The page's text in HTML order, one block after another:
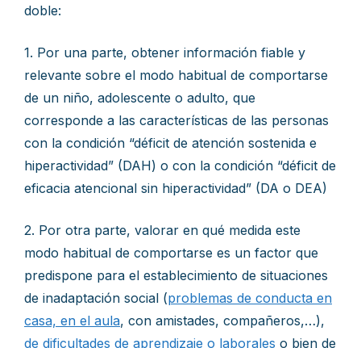
doble:
1. Por una parte, obtener información fiable y
relevante sobre el modo habitual de comportarse
de un niño, adolescente o adulto, que
corresponde a las características de las personas
con la condición “déficit de atención sostenida e
hiperactividad” (DAH) o con la condición “déficit de
eficacia atencional sin hiperactividad” (DA o DEA)
2. Por otra parte, valorar en qué medida este
modo habitual de comportarse es un factor que
predispone para el establecimiento de situaciones
de inadaptación social (problemas de conducta en
casa, en el aula, con amistades, compañeros,…),
de dificultades de aprendizaje o laborales o bien de